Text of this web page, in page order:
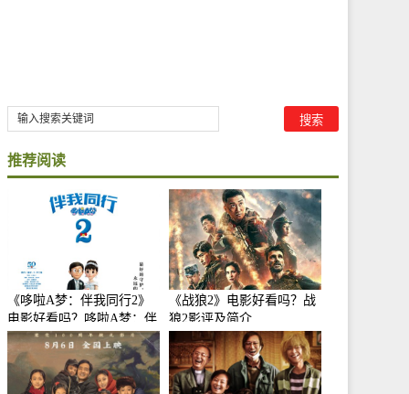
推荐阅读
《哆啦A梦：伴我同行2》
电影好看吗？哆啦A梦：伴
我同行2影评及简介
《战狼2》电影好看吗？战
狼2影评及简介